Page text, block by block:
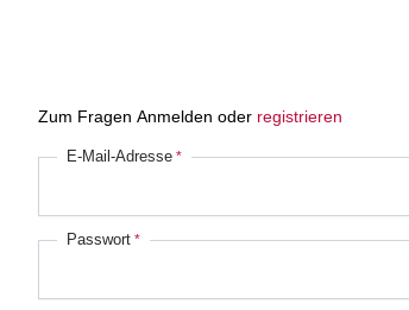
Zum Fragen Anmelden oder registrieren
E-Mail-Adresse
Passwort